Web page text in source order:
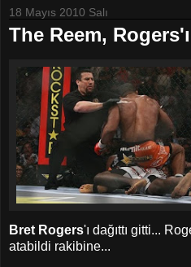
18 Mayıs 2010 Salı
The Reem,
Bret Rogers'ı dağıttı gitti...
atabildi rakibine...